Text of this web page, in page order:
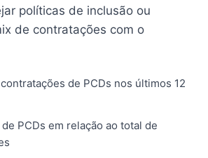
políticas de inclusão ou
de contratações com o
de PCDs nos últimos 12
PCDs em relação ao total de